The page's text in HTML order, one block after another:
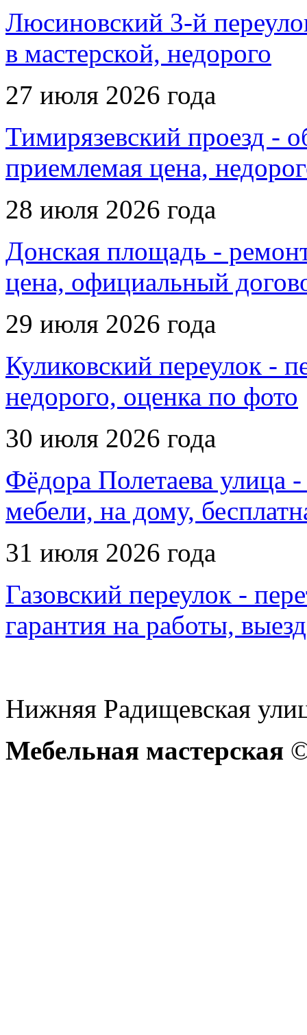
Люсиновский 3-й
в мастерской, недорого
27 июля 2026 года
Тимирязевский проезд -
приемлемая цена,
28 июля 2026 года
Донская площадь -
цена, официальный
29 июля 2026 года
Куликовский переулок -
недорого, оценка по фото
30 июля 2026 года
Фёдора Полетаева улица
мебели, на дому,
31 июля 2026 года
Газовский переулок -
гарантия на работы,
Нижняя Радищевская
Мебельная мастерская